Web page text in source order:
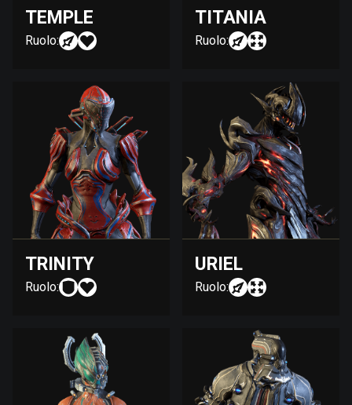
TEMPLE
Ruolo:
TITANIA
Ruolo:
TRINITY
Ruolo:
URIEL
Ruolo: